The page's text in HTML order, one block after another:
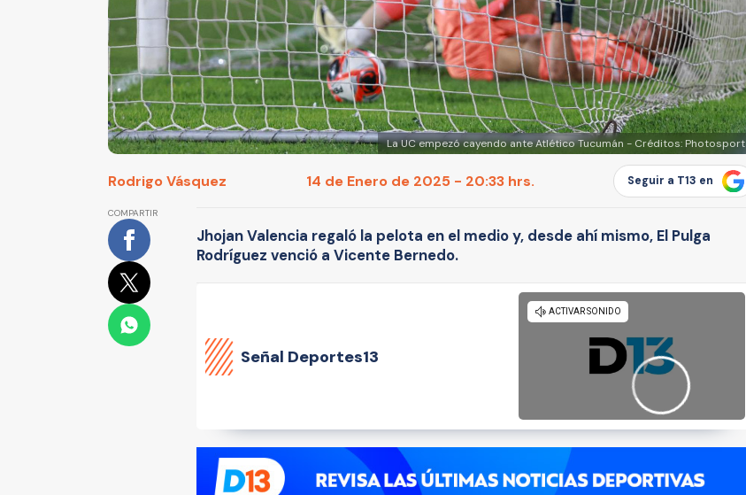
La UC empezó cayendo ante Atlético Tucumán - Créditos: Photosport
Rodrigo Vásquez 14 de Enero de 2025 - 20:33 hrs. Seguir a T13 en
COMPARTIR
Jhojan Valencia regaló la pelota en el medio y, desde ahí mismo, El Pulga
Rodríguez venció a Vicente Bernedo.
Señal Deportes13